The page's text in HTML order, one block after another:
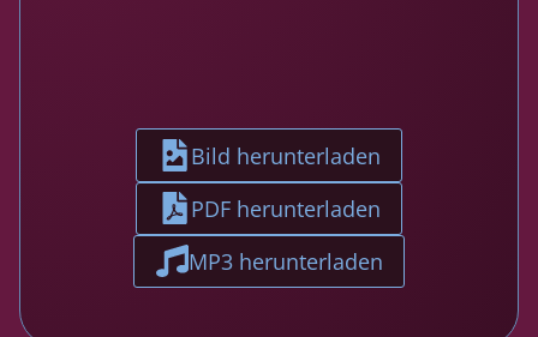
Bild herunterladen
PDF herunterladen
MP3 herunterladen